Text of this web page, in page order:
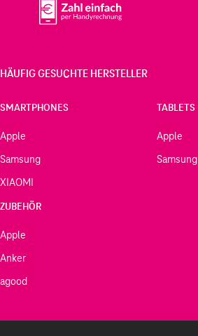
HÄUFIG GESUCHTE HERSTELLER
SMARTPHONES
Apple
Samsung
XIAOMI
TABLETS
Apple
Samsung
ZUBEHÖR
Apple
Anker
agood